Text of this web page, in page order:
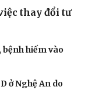
thay đổi tư
bệnh hiếm vào
ở Nghệ An do